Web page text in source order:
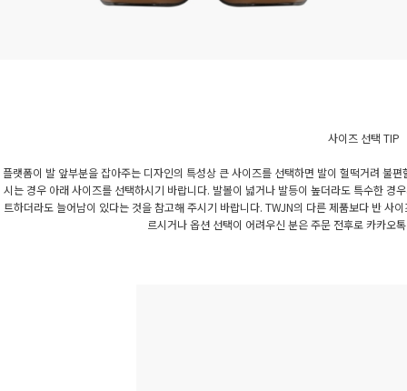
사이즈 선택 TIP
플랫폼이 발 앞부분을 잡아주는 디자인의 특성상 큰 사이즈를 선택하면 발이 헐떡거려 불
시는 경우 아래 사이즈를 선택하시기 바랍니다. 발볼이 넓거나 발등이 높더라도 특수한 경
트하더라도 늘어남이 있다는 것을 참고해 주시기 바랍니다. TWJN의 다른 제품보다 반 사
르시거나 옵션 선택이 어려우신 분은 주문 전후로 카카오